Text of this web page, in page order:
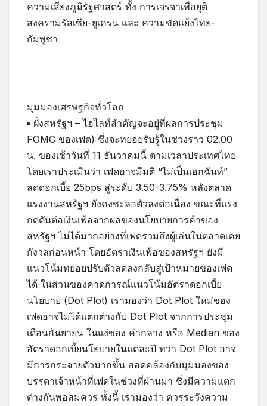
ความเสี่ยงภูมิรัฐศาสตร์ ทั้ง การเจรจาเพื่อยุติ
สงครามรัสเซีย-ยูเครน และ ความขัดแย้งไทย-
กัมพูชา
มุมมองเศรษฐกิจทั่วโลก
▪ ฝั่งสหรัฐฯ – ไฮไลท์สำคัญจะอยู่ที่ผลการประชุม
FOMC ของเฟด) ซึ่งจะทยอยรับรู้ในช่วงราว 02.00
น. ของเช้าวันที่ 11 ธันวาคมนี้ ตามเวลาประเทศไทย
โดยเราประเมินว่า เฟดอาจมีมติ “ไม่เป็นเอกฉันท์”
ลดดอกเบี้ย 25bps สู่ระดับ 3.50-3.75% หลังตลาด
แรงงานสหรัฐฯ ยังคงชะลอตัวลงต่อเนื่อง ขณะที่แรง
กดดันต่อเงินเฟ้อจากผลของนโยบายการค้าของ
สหรัฐฯ ไม่ได้มากอย่างที่เฟดรวมถึงผู้เล่นในตลาดเคย
กังวลก่อนหน้า โดยอัตราเงินเฟ้อของสหรัฐฯ ยังมี
แนวโน้มทยอยปรับตัวลดลงกลับสู่เป้าหมายของเฟด
ได้ ในส่วนของคาดการณ์แนวโน้มอัตราดอกเบี้ย
นโยบาย (Dot Plot) เรามองว่า Dot Plot ใหม่ของ
เฟดอาจไม่ได้แตกต่างกับ Dot Plot จากการประชุม
เดือนกันยายน ในแง่ของ ค่ากลาง หรือ Median ของ
อัตราดอกเบี้ยนโยบายในแต่ละปี ทว่า Dot Plot อาจ
มีการกระจายตัวมากขึ้น สอดคล้องกับมุมมองของ
บรรดาเจ้าหน้าที่เฟดในช่วงที่ผ่านมา ซึ่งมีความแตก
ต่างกันพอสมควร ทั้งนี้ เรามองว่า ควรระวังความ